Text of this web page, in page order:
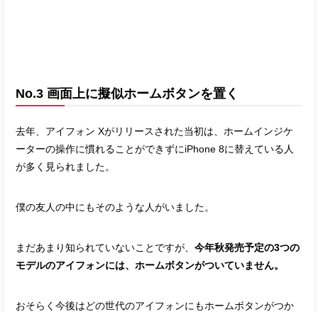
No.3 画面上に擬似ホームボタンを置く
去年、アイフォン Xがリリースされた当初は、ホームインジケ
ーターの操作に慣れることができずにiPhone 8に替えている人
が多く見られました。
僕の友人の中にもそのような人がいました。
まだあまり知られていないことですが、今年秋発売予定の3つの
モデルのアイフォンには、ホームボタンがついていません。
おそらく今後はどの世代のアイフォンにもホームボタンがつか